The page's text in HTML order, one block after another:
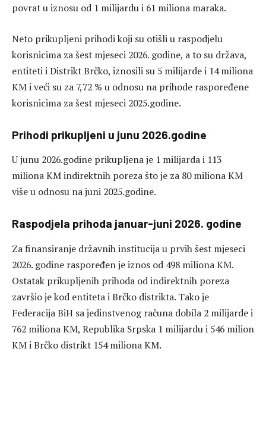
povrat u iznosu od 1 milijardu i 61 miliona maraka.
Neto prikupljeni prihodi koji su otišli u raspodjelu
korisnicima za šest mjeseci 2026. godine, a to su država,
entiteti i Distrikt Brčko, iznosili su 5 milijarde i 14 miliona
KM i veći su za 7,72 % u odnosu na prihode raspoređene
korisnicima za šest mjeseci 2025.godine.
Prihodi prikupljeni u junu 2026.godine
U junu 2026.godine prikupljena je 1 milijarda i 113
miliona KM indirektnih poreza što je za 80 miliona KM
više u odnosu na juni 2025.godine.
Raspodjela prihoda januar-juni 2026. godine
Za finansiranje državnih institucija u prvih šest mjeseci
2026. godine raspoređen je iznos od 498 miliona KM.
Ostatak prikupljenih prihoda od indirektnih poreza
završio je kod entiteta i Brčko distrikta. Tako je
Federacija BiH sa jedinstvenog računa dobila 2 milijarde i
762 miliona KM, Republika Srpska 1 milijardu i 546 milion
KM i Brčko distrikt 154 miliona KM.